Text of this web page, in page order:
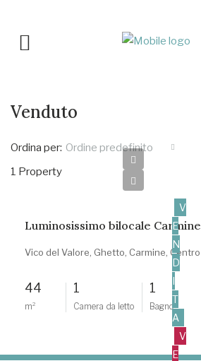
Venduto
1 Property
Ordina per: Ordine predefinito
V
E
N
D
I
T
A
V
E
Luminosissimo bilocale Carmine
44
m²
1
Camera da letto
1
Bagno